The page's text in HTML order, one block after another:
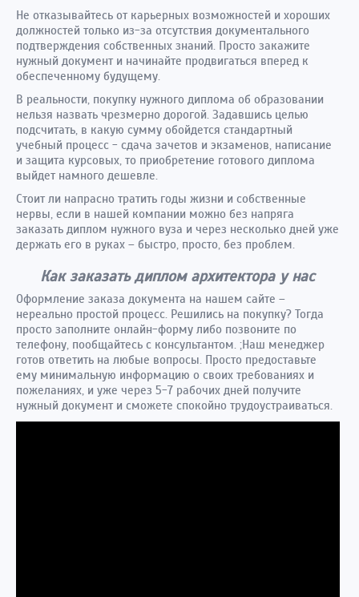
Не отказывайтесь от карьерных возможностей и хороших
должностей только из-за отсутствия документального
подтверждения собственных знаний. Просто закажите
нужный документ и начинайте продвигаться вперед к
обеспеченному будущему.
В реальности, покупку нужного диплома об образовании
нельзя назвать чрезмерно дорогой. Задавшись целью
подсчитать, в какую сумму обойдется стандартный
учебный процесс - сдача зачетов и экзаменов, написание
и защита курсовых, то приобретение готового диплома
выйдет намного дешевле.
Стоит ли напрасно тратить годы жизни и собственные
нервы, если в нашей компании можно без напряга
заказать диплом нужного вуза и через несколько дней уже
держать его в руках – быстро, просто, без проблем.
Как заказать диплом архитектора у нас
Оформление заказа документа на нашем сайте –
нереально простой процесс. Решились на покупку? Тогда
просто заполните онлайн-форму либо позвоните по
телефону, пообщайтесь с консультантом. ;Наш менеджер
готов ответить на любые вопросы. Просто предоставьте
ему минимальную информацию о своих требованиях и
пожеланиях, и уже через 5-7 рабочих дней получите
нужный документ и сможете спокойно трудоустраиваться.